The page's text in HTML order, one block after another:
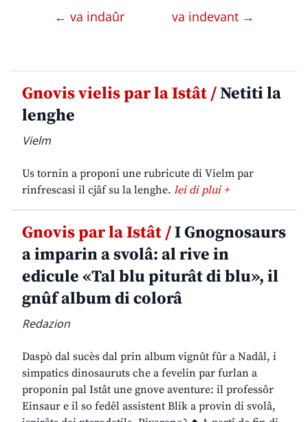
← va indaûr va indevant →
Gnovis vielis par la Istât /Netiti la
lenghe
Vielm
Us tornin a proponi une rubricute di Vielm par
rinfrescasi il cjâf su la lenghe. lei di plui +
Gnovis par la Istât /I Gnognosaurs
a imparin a svolâ: al rive in
edicule «Tal blu piturât di blu», il
gnûf album di colorâ
Redazion
Daspò dal sucès dal prin album vignût fûr a Nadâl, i
simpatics dinosauruts che a fevelin par furlan a
proponin pal Istât une gnove aventure: il professôr
Einsaur e il so fedêl assistent Blik a provin di svolâ,